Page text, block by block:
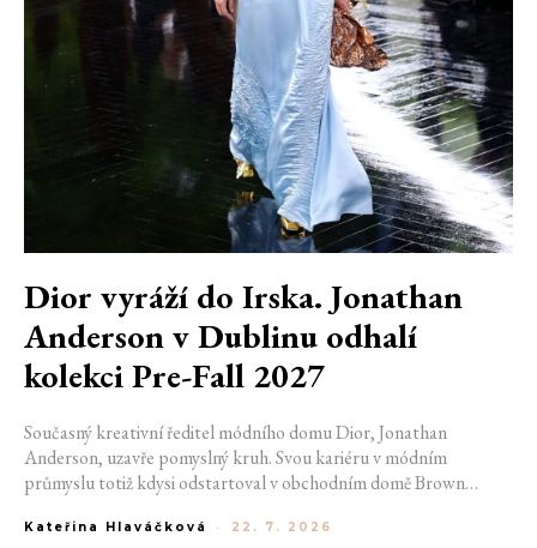
Dior vyráží do Irska. Jonathan
Anderson v Dublinu odhalí
kolekci Pre-Fall 2027
Současný kreativní ředitel módního domu Dior, Jonathan
Anderson, uzavře pomyslný kruh. Svou kariéru v módním
průmyslu totiž kdysi odstartoval v obchodním domě Brown
jedné z největších luxusních značek světa. V prosinci totiž v
Kateřina Hlaváčková - 22. 7. 2026